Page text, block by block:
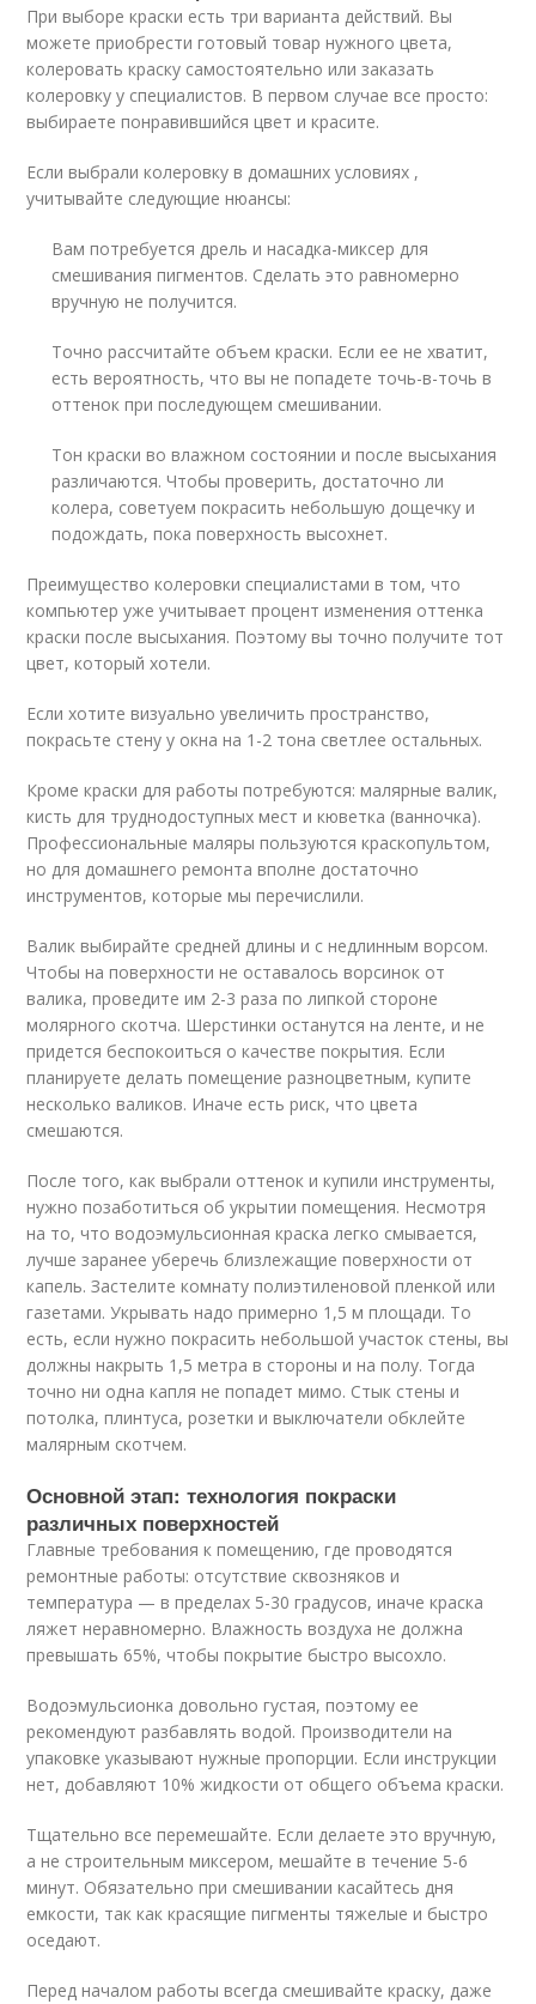
При выборе краски есть три варианта действий. Вы
можете приобрести готовый товар нужного цвета,
колеровать краску самостоятельно или заказать
колеровку у специалистов. В первом случае все просто:
выбираете понравившийся цвет и красите.
Если выбрали колеровку в домашних условиях ,
учитывайте следующие нюансы:
Вам потребуется дрель и насадка-миксер для
смешивания пигментов. Сделать это равномерно
вручную не получится.
Точно рассчитайте объем краски. Если ее не хватит,
есть вероятность, что вы не попадете точь-в-точь в
оттенок при последующем смешивании.
Тон краски во влажном состоянии и после высыхания
различаются. Чтобы проверить, достаточно ли
колера, советуем покрасить небольшую дощечку и
подождать, пока поверхность высохнет.
Преимущество колеровки специалистами в том, что
компьютер уже учитывает процент изменения оттенка
краски после высыхания. Поэтому вы точно получите тот
цвет, который хотели.
Если хотите визуально увеличить пространство,
покрасьте стену у окна на 1-2 тона светлее остальных.
Кроме краски для работы потребуются: малярные валик,
кисть для труднодоступных мест и кюветка (ванночка).
Профессиональные маляры пользуются краскопультом,
но для домашнего ремонта вполне достаточно
инструментов, которые мы перечислили.
Валик выбирайте средней длины и с недлинным ворсом.
Чтобы на поверхности не оставалось ворсинок от
валика, проведите им 2-3 раза по липкой стороне
молярного скотча. Шерстинки останутся на ленте, и не
придется беспокоиться о качестве покрытия. Если
планируете делать помещение разноцветным, купите
несколько валиков. Иначе есть риск, что цвета
смешаются.
После того, как выбрали оттенок и купили инструменты,
нужно позаботиться об укрытии помещения. Несмотря
на то, что водоэмульсионная краска легко смывается,
лучше заранее уберечь близлежащие поверхности от
капель. Застелите комнату полиэтиленовой пленкой или
газетами. Укрывать надо примерно 1,5 м площади. То
есть, если нужно покрасить небольшой участок стены, вы
должны накрыть 1,5 метра в стороны и на полу. Тогда
точно ни одна капля не попадет мимо. Стык стены и
потолка, плинтуса, розетки и выключатели обклейте
малярным скотчем.
Основной этап: технология покраски
различных поверхностей
Главные требования к помещению, где проводятся
ремонтные работы: отсутствие сквозняков и
температура — в пределах 5-30 градусов, иначе краска
ляжет неравномерно. Влажность воздуха не должна
превышать 65%, чтобы покрытие быстро высохло.
Водоэмульсионка довольно густая, поэтому ее
рекомендуют разбавлять водой. Производители на
упаковке указывают нужные пропорции. Если инструкции
нет, добавляют 10% жидкости от общего объема краски.
Тщательно все перемешайте. Если делаете это вручную,
а не строительным миксером, мешайте в течение 5-6
минут. Обязательно при смешивании касайтесь дня
емкости, так как красящие пигменты тяжелые и быстро
оседают.
Перед началом работы всегда смешивайте краску, даже